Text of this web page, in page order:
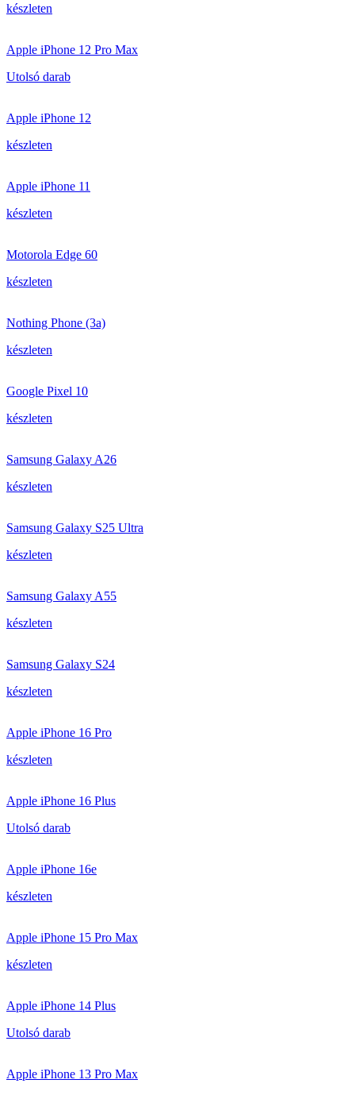
készleten
Apple iPhone 12 Pro Max
Utolsó darab
Apple iPhone 12
készleten
Apple iPhone 11
készleten
Motorola Edge 60
készleten
Nothing Phone (3a)
készleten
Google Pixel 10
készleten
Samsung Galaxy A26
készleten
Samsung Galaxy S25 Ultra
készleten
Samsung Galaxy A55
készleten
Samsung Galaxy S24
készleten
Apple iPhone 16 Pro
készleten
Apple iPhone 16 Plus
Utolsó darab
Apple iPhone 16e
készleten
Apple iPhone 15 Pro Max
készleten
Apple iPhone 14 Plus
Utolsó darab
Apple iPhone 13 Pro Max